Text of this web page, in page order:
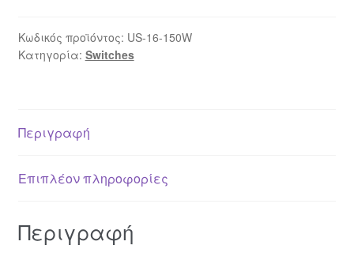
(150W)
ποσότητα
Κωδικός προϊόντος: US-16-150W
Κατηγορία: Switches
Περιγραφή
Επιπλέον πληροφορίες
Περιγραφή